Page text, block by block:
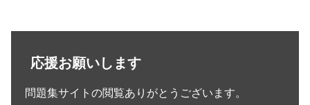
応援お願いします
問題集サイトの閲覧ありがとうございます。